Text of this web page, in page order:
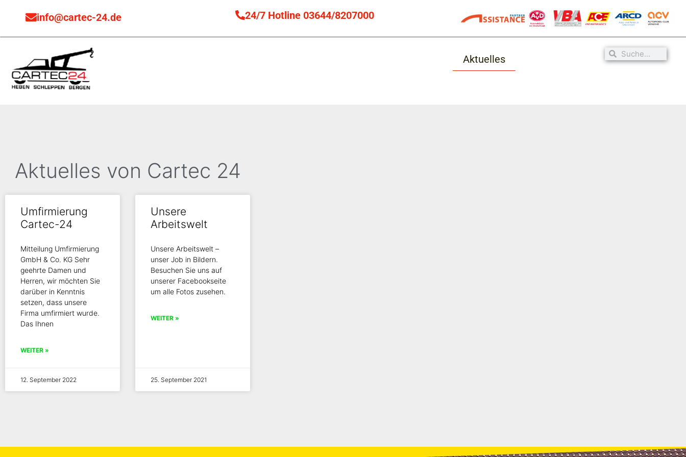
info@cartec-24.de 24/7 Hotline 03644/8207000
Aktuelles
Aktuelles von Cartec 24
Umfirmierung
Cartec-24
Mitteilung Umfirmierung
GmbH & Co. KG Sehr
geehrte Damen und
Herren, wir möchten Sie
darüber in Kenntnis
setzen, dass unsere
Firma umfirmiert wurde.
Das Ihnen
WEITER »
12. September 2022
Unsere
Arbeitswelt
Unsere Arbeitswelt –
unser Job in Bildern.
Besuchen Sie uns auf
unserer Facebookseite
um alle Fotos zusehen.
WEITER »
25. September 2021